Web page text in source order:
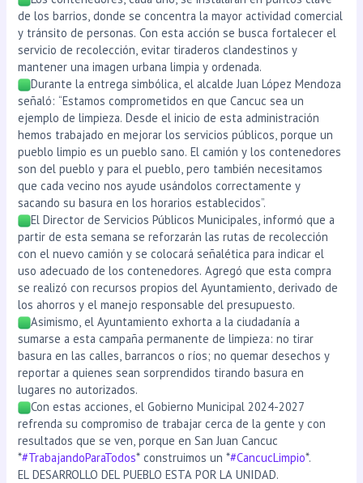
de los barrios, donde se concentra la mayor actividad comercial
y tránsito de personas. Con esta acción se busca fortalecer el
servicio de recolección, evitar tiraderos clandestinos y
mantener una imagen urbana limpia y ordenada.
Durante la entrega simbólica, el alcalde Juan López Mendoza
señaló: “Estamos comprometidos en que Cancuc sea un
ejemplo de limpieza. Desde el inicio de esta administración
hemos trabajado en mejorar los servicios públicos, porque un
pueblo limpio es un pueblo sano. El camión y los contenedores
son del pueblo y para el pueblo, pero también necesitamos
que cada vecino nos ayude usándolos correctamente y
sacando su basura en los horarios establecidos”.
El Director de Servicios Públicos Municipales, informó que a
partir de esta semana se reforzarán las rutas de recolección
con el nuevo camión y se colocará señalética para indicar el
uso adecuado de los contenedores. Agregó que esta compra
se realizó con recursos propios del Ayuntamiento, derivado de
los ahorros y el manejo responsable del presupuesto.
Asimismo, el Ayuntamiento exhorta a la ciudadanía a
sumarse a esta campaña permanente de limpieza: no tirar
basura en las calles, barrancos o ríos; no quemar desechos y
reportar a quienes sean sorprendidos tirando basura en
lugares no autorizados.
Con estas acciones, el Gobierno Municipal 2024-2027
refrenda su compromiso de trabajar cerca de la gente y con
resultados que se ven, porque en San Juan Cancuc
*#TrabajandoParaTodos* construimos un *#CancucLimpio*.
EL DESARROLLO DEL PUEBLO ESTA POR LA UNIDAD.